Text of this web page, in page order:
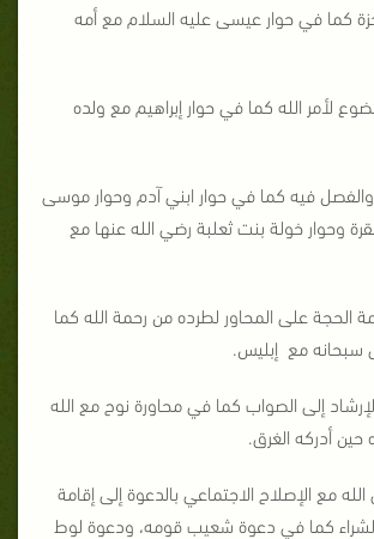
كما في حوار عيسى عليه السلام مع أمه
لأمر الله كما في حوار إبراهيم مع ولده
والفصل فيه كما في حوار ابني آدم وحوار موسى
وحوار خولة بنت ثعلبة رضي الله عنها مع
الحجة على المحاور لطرده من رحمة الله كما
سبحانه مع إبليس.
إلى الصواب كما في محاورة نوح مع الله
أدركه الغرق.
الله مع الإصلاح الاجتماعي بالدعوة إلى إقامة
كما في دعوة شعيب قومه، ودعوة لوط